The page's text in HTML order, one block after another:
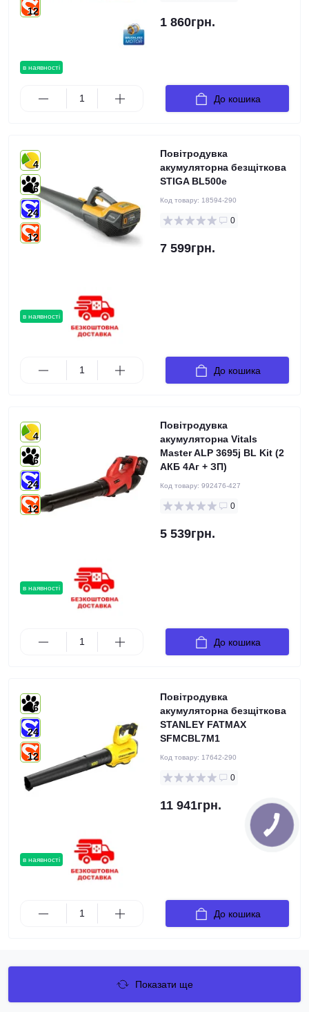
в наявності
12
1 860грн.
До кошика
в наявності
4
6
24
12
Повітродувка
акумуляторна безщіткова
STIGA BL500e
Код товару: 18594-290
0
7 599грн.
До кошика
в наявності
4
6
24
12
Повітродувка
акумуляторна Vitals
Master ALP 3695j BL Kit (2
АКБ 4Аг + ЗП)
Код товару: 992476-427
0
5 539грн.
До кошика
в наявності
6
24
12
Повітродувка
акумуляторна безщіткова
STANLEY FATMAX
SFMCBL7M1
Код товару: 17642-290
0
11 941грн.
До кошика
Показати ще